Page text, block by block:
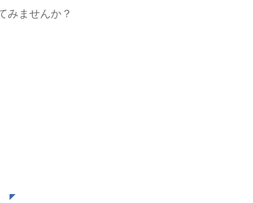
みませんか？